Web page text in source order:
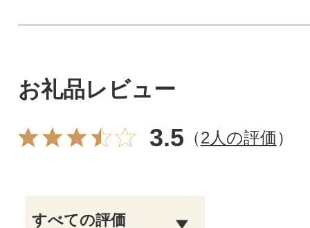
お礼品レビュー
3.5 （2人の評価）